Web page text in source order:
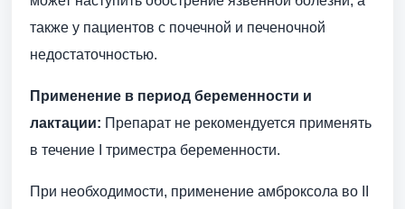
также у пациентов с почечной и печеночной
недостаточностью.
Применение в период беременности и
лактации: Препарат не рекомендуется применять
в течение I триместра беременности.
При необходимости, применение амброксола во II